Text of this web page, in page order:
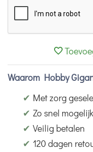
Waarom Hobby
✔ Met zorg
✔ Zo snel
✔ Veilig betalen
✔ 120 dagen